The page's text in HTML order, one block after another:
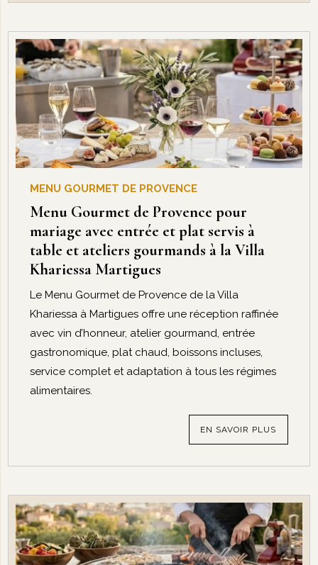
MENU GOURMET DE PROVENCE
Menu Gourmet de Provence pour
mariage avec entrée et plat servis à
table et ateliers gourmands à la Villa
Khariessa Martigues
Le Menu Gourmet de Provence de la Villa
Khariessa à Martigues offre une réception raffinée
avec vin d’honneur, atelier gourmand, entrée
gastronomique, plat chaud, boissons incluses,
service complet et adaptation à tous les régimes
alimentaires.
EN SAVOIR PLUS